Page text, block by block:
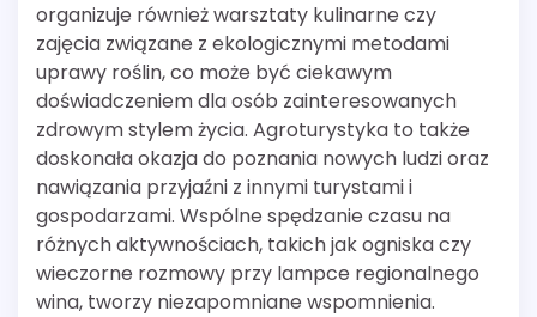
organizuje również warsztaty kulinarne czy
zajęcia związane z ekologicznymi metodami
uprawy roślin, co może być ciekawym
doświadczeniem dla osób zainteresowanych
zdrowym stylem życia. Agroturystyka to także
doskonała okazja do poznania nowych ludzi oraz
nawiązania przyjaźni z innymi turystami i
gospodarzami. Wspólne spędzanie czasu na
różnych aktywnościach, takich jak ogniska czy
wieczorne rozmowy przy lampce regionalnego
wina, tworzy niezapomniane wspomnienia.